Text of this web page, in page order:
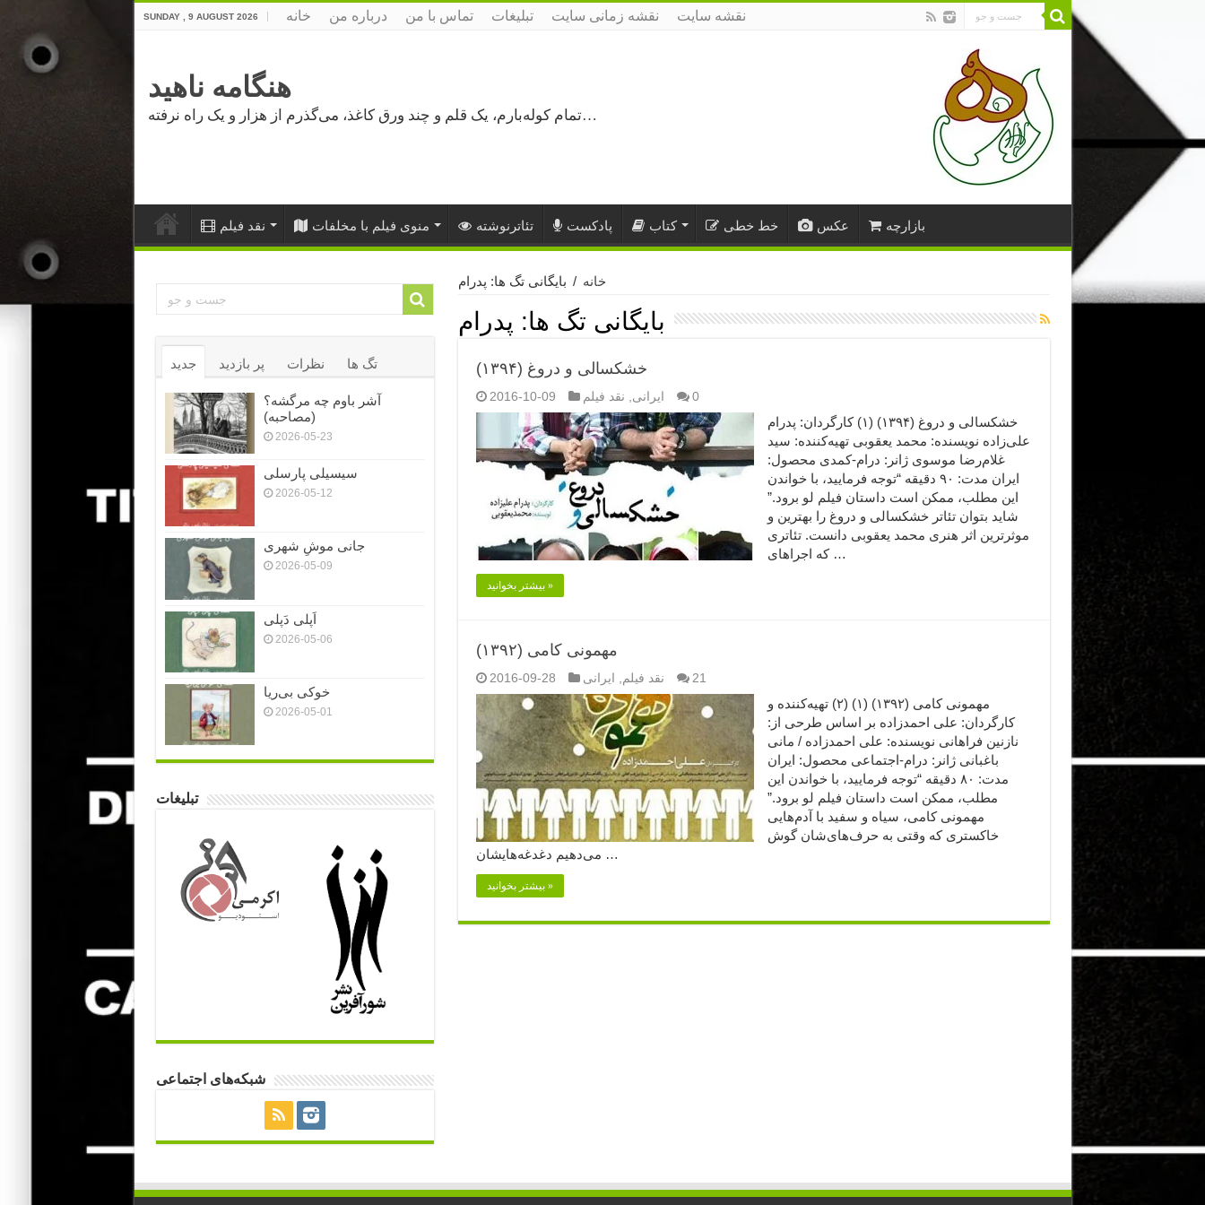
SUNDAY , 9 AUGUST 2026 خانه درباره من تماس با من تبلیغات نقشه زمانی سایت نقشه سایت
هنگامه ناهید
تمام کوله‌بارم، یک قلم و چند ورق کاغذ، می‌گذرم از هزار و یک راه نرفته…
نقد فیلم منوی فیلم با مخلفات تئاترنوشته پادکست کتاب خط خطی عکس بازارچه
خانه / بایگانی تگ ها: پدرام
بایگانی تگ ها: پدرام
خشکسالی و دروغ (۱۳۹۴)
2016-10-09 ایرانی نقد فیلم 0
خشکسالی و دروغ (۱۳۹۴) (۱) کارگردان: پدرام
علی‌زاده نویسنده: محمد یعقوبی تهیه‌کننده: سید
غلام‌رضا موسوی ژانر: درام-کمدی محصول:
ایران مدت: ۹۰ دقیقه “توجه فرمایید،‌ با خواندن
این مطلب، ممکن است داستان فیلم لو برود.”
شاید بتوان تئاتر خشکسالی و دروغ را بهترین و
موثرترین اثر هنری محمد یعقوبی دانست. تئاتری
که اجراهای …
بیشتر بخوانید »
مهمونی کامی (۱۳۹۲)
2016-09-28 نقد فیلم ایرانی 21
مهمونی کامی (۱۳۹۲) (۱) (۲) تهیه‌کننده و
کارگردان: علی احمدزاده بر اساس طرحی از:
نازنین فراهانی نویسنده: علی احمدزاده / مانی
باغبانی ژانر: درام-اجتماعی محصول: ایران
مدت: ۸۰ دقیقه “توجه فرمایید،‌ با خواندن این
مطلب، ممکن است داستان فیلم لو برود.”
مهمونی کامی، سیاه و سفید با آدم‌هایی
خاکستری که وقتی به حرف‌های‌شان گوش
می‌دهیم دغدغه‌هایشان …
بیشتر بخوانید »
جدید پر بازدید نظرات تگ ها
آشر باوم چه مرگشه؟
(مصاحبه)
2026-05-23
سیسیلی پارسلی
2026-05-12
جانی موشِ شهری
2026-05-09
اَپلی دَپلی
2026-05-06
خوکی بی‌ریا
2026-05-01
تبلیغات
شبکه‌های اجتماعی